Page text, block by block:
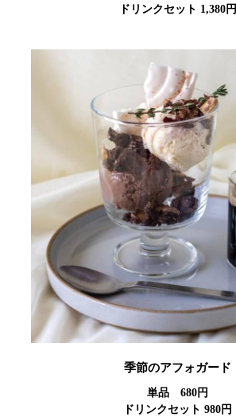
ドリンクセット 1,380円
季節のアフォガード
単品 680円
ドリンクセット 980円